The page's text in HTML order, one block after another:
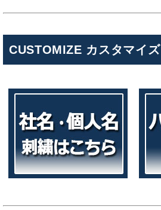
CUSTOMIZE カスタマイズ